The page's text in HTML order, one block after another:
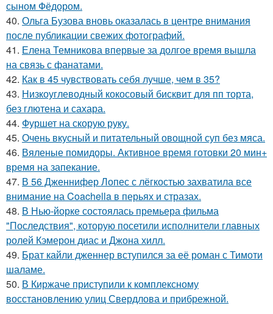
сыном Фёдором.
40. Ольга Бузова вновь оказалась в центре внимания
после публикации свежих фотографий.
41. Елена Темникова впервые за долгое время вышла
на связь с фанатами.
42. Как в 45 чувствовать себя лучше, чем в 35?
43. Низкоуглеводный кокосовый бисквит для пп торта,
без глютена и сахара.
44. Фуршет на скорую руку.
45. Очень вкусный и питательный овощной суп без мяса.
46. Вяленые помидоры. Активное время готовки 20 мин+
время на запекание.
47. В 56 Дженнифер Лопес с лёгкостью захватила все
внимание на Coachella в перьях и стразах.
48. В Нью-йорке состоялась премьера фильма
"Последствия", которую посетили исполнители главных
ролей Кэмерон диас и Джона хилл.
49. Брат кайли дженнер вступился за её роман с Тимоти
шаламе.
50. В Киржаче приступили к комплексному
восстановлению улиц Свердлова и прибрежной.